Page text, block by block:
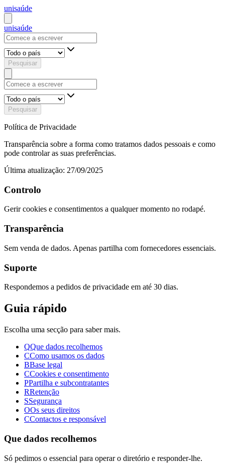
unisaúde
unisaúde
Pesquisar
Pesquisar
Política de Privacidade
Transparência sobre a forma como tratamos dados pessoais e como
pode controlar as suas preferências.
Última atualização: 27/09/2025
Controlo
Gerir cookies e consentimentos a qualquer momento no rodapé.
Transparência
Sem venda de dados. Apenas partilha com fornecedores essenciais.
Suporte
Respondemos a pedidos de privacidade em até 30 dias.
Guia rápido
Escolha uma secção para saber mais.
QQue dados recolhemos
CComo usamos os dados
BBase legal
CCookies e consentimento
PPartilha e subcontratantes
RRetenção
SSegurança
OOs seus direitos
CContactos e responsável
Que dados recolhemos
Só pedimos o essencial para operar o diretório e responder-lhe.